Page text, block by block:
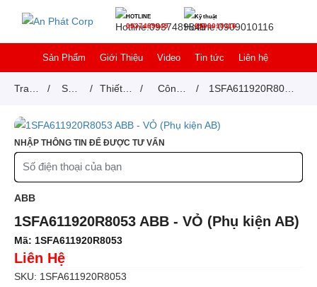
HOTLINE
0937489849
Kỹ thuật
0909010116
Sản Phẩm Giới Thiệu Video Tin tức Liên hệ
Trang
chủ
/ Sản / Thiết bị
cắt
/ Công
nhấn
/ 1SFA611920R8053
NHẬP THÔNG TIN ĐỂ ĐƯỢC TƯ VẤN
ABB
1SFA611920R8053 ABB - VỎ (Phụ kiện AB)
Mã: 1SFA611920R8053
Liên Hệ
SKU: 1SFA611920R8053